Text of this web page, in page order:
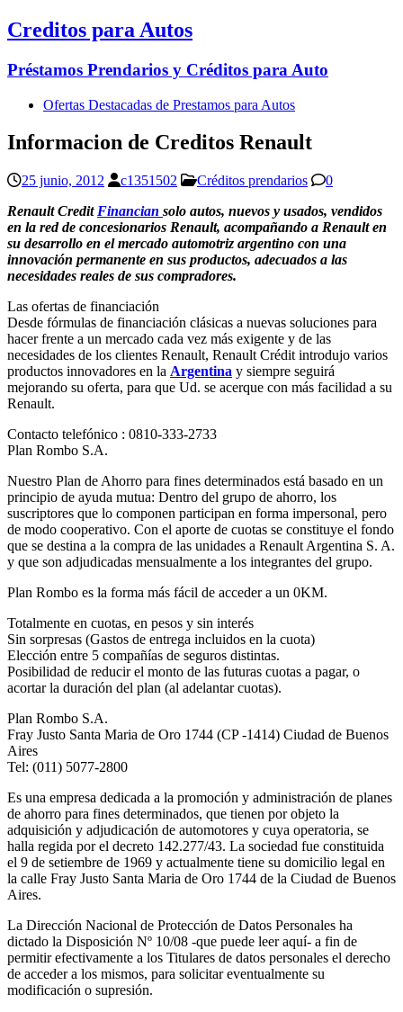
Creditos para Autos
Préstamos Prendarios y Créditos para Auto
Ofertas Destacadas de Prestamos para Autos
Informacion de Creditos Renault
25 junio, 2012 c1351502 Créditos prendarios
0
Renault Credit Financian solo autos, nuevos y usados, vendidos
en la red de concesionarios Renault, acompañando a Renault en
su desarrollo en el mercado automotriz argentino con una
innovación permanente en sus productos, adecuados a las
necesidades reales de sus compradores.
Las ofertas de financiación
Desde fórmulas de financiación clásicas a nuevas soluciones para
hacer frente a un mercado cada vez más exigente y de las
necesidades de los clientes Renault, Renault Crédit introdujo varios
productos innovadores en la Argentina y siempre seguirá
mejorando su oferta, para que Ud. se acerque con más facilidad a su
Renault.
Contacto telefónico : 0810-333-2733
Plan Rombo S.A.
Nuestro Plan de Ahorro para fines determinados está basado en un
principio de ayuda mutua: Dentro del grupo de ahorro, los
suscriptores que lo componen participan en forma impersonal, pero
de modo cooperativo. Con el aporte de cuotas se constituye el fondo
que se destina a la compra de las unidades a Renault Argentina S. A.
y que son adjudicadas mensualmente a los integrantes del grupo.
Plan Rombo es la forma más fácil de acceder a un 0KM.
Totalmente en cuotas, en pesos y sin interés
Sin sorpresas (Gastos de entrega incluidos en la cuota)
Elección entre 5 compañías de seguros distintas.
Posibilidad de reducir el monto de las futuras cuotas a pagar, o
acortar la duración del plan (al adelantar cuotas).
Plan Rombo S.A.
Fray Justo Santa Maria de Oro 1744 (CP -1414) Ciudad de Buenos
Aires
Tel: (011) 5077-2800
Es una empresa dedicada a la promoción y administración de planes
de ahorro para fines determinados, que tienen por objeto la
adquisición y adjudicación de automotores y cuya operatoria, se
halla regida por el decreto 142.277/43. La sociedad fue constituida
el 9 de setiembre de 1969 y actualmente tiene su domicilio legal en
la calle Fray Justo Santa Maria de Oro 1744 de la Ciudad de Buenos
Aires.
La Dirección Nacional de Protección de Datos Personales ha
dictado la Disposición Nº 10/08 -que puede leer aquí- a fin de
permitir efectivamente a los Titulares de datos personales el derecho
de acceder a los mismos, para solicitar eventualmente su
modificación o supresión.